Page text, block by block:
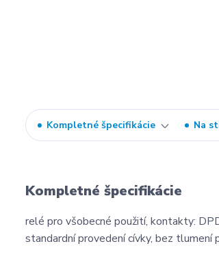
Kompletné špecifikácie Na
Kompletné špecifikácie
relé pro všobecné použití, kontakty:
standardní provedení cívky, bez tlumení